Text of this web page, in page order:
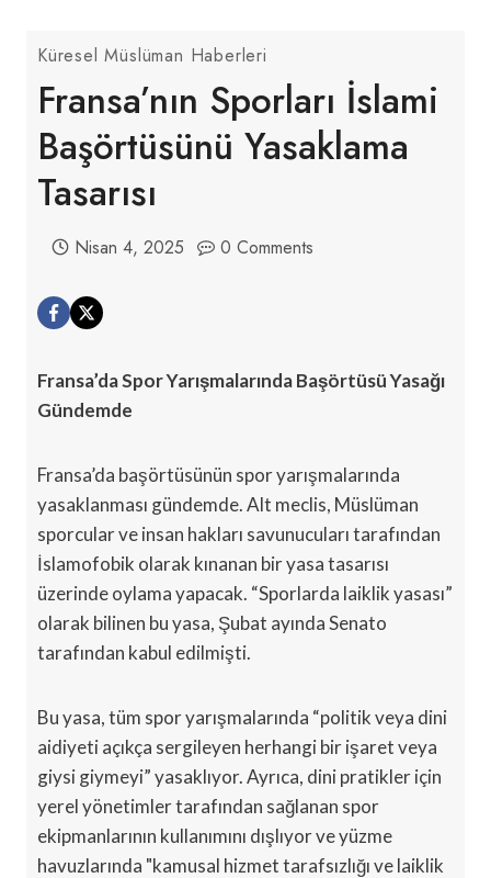
Küresel Müslüman Haberleri
Fransa’nın Sporları İslami
Başörtüsünü Yasaklama
Tasarısı
Nisan 4, 2025 0 Comments
Fransa’da Spor Yarışmalarında Başörtüsü Yasağı
Gündemde
Fransa’da başörtüsünün spor yarışmalarında
yasaklanması gündemde. Alt meclis, Müslüman
sporcular ve insan hakları savunucuları tarafından
İslamofobik olarak kınanan bir yasa tasarısı
üzerinde oylama yapacak. “Sporlarda laiklik yasası”
olarak bilinen bu yasa, Şubat ayında Senato
tarafından kabul edilmişti.
Bu yasa, tüm spor yarışmalarında “politik veya dini
aidiyeti açıkça sergileyen herhangi bir işaret veya
giysi giymeyi” yasaklıyor. Ayrıca, dini pratikler için
yerel yönetimler tarafından sağlanan spor
ekipmanlarının kullanımını dışlıyor ve yüzme
havuzlarında "kamusal hizmet tarafsızlığı ve laiklik